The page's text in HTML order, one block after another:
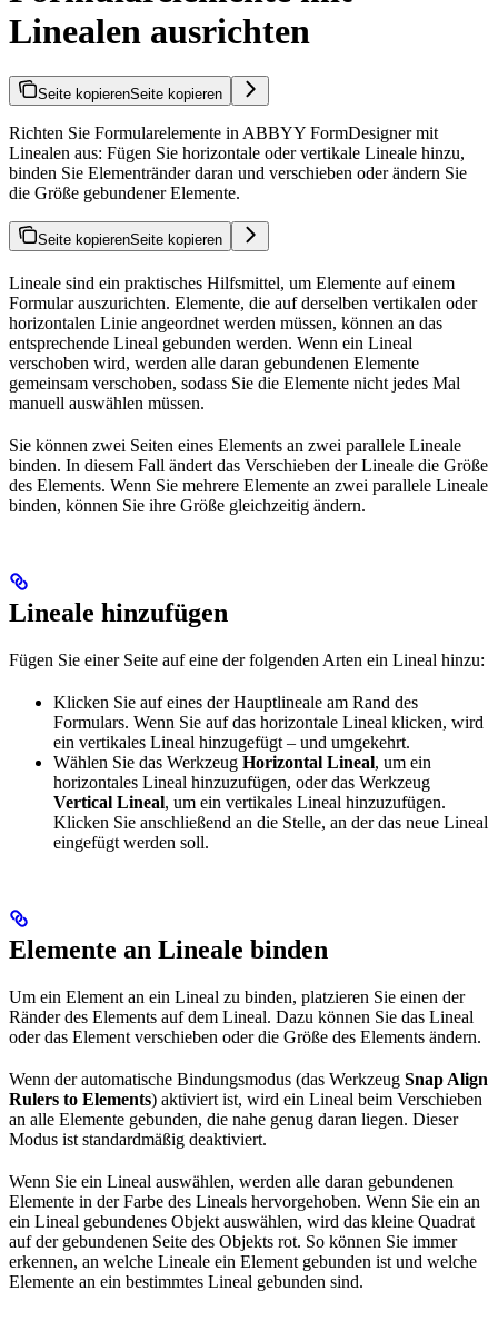
Linealen ausrichten
Seite kopierenSeite kopieren
Richten Sie Formularelemente in ABBYY FormDesigner mit
Linealen aus: Fügen Sie horizontale oder vertikale Lineale hinzu,
binden Sie Elementränder daran und verschieben oder ändern Sie
die Größe gebundener Elemente.
Seite kopierenSeite kopieren
Lineale sind ein praktisches Hilfsmittel, um Elemente auf einem
Formular auszurichten. Elemente, die auf derselben vertikalen oder
horizontalen Linie angeordnet werden müssen, können an das
entsprechende Lineal gebunden werden. Wenn ein Lineal
verschoben wird, werden alle daran gebundenen Elemente
gemeinsam verschoben, sodass Sie die Elemente nicht jedes Mal
manuell auswählen müssen.
Sie können zwei Seiten eines Elements an zwei parallele Lineale
binden. In diesem Fall ändert das Verschieben der Lineale die Größe
des Elements. Wenn Sie mehrere Elemente an zwei parallele Lineale
binden, können Sie ihre Größe gleichzeitig ändern.
Lineale hinzufügen
Fügen Sie einer Seite auf eine der folgenden Arten ein Lineal hinzu:
Klicken Sie auf eines der Hauptlineale am Rand des
Formulars. Wenn Sie auf das horizontale Lineal klicken, wird
ein vertikales Lineal hinzugefügt – und umgekehrt.
Wählen Sie das Werkzeug Horizontal Lineal, um ein
horizontales Lineal hinzuzufügen, oder das Werkzeug
Vertical Lineal, um ein vertikales Lineal hinzuzufügen.
Klicken Sie anschließend an die Stelle, an der das neue Lineal
eingefügt werden soll.
Elemente an Lineale binden
Um ein Element an ein Lineal zu binden, platzieren Sie einen der
Ränder des Elements auf dem Lineal. Dazu können Sie das Lineal
oder das Element verschieben oder die Größe des Elements ändern.
Wenn der automatische Bindungsmodus (das Werkzeug Snap Align
Rulers to Elements) aktiviert ist, wird ein Lineal beim Verschieben
an alle Elemente gebunden, die nahe genug daran liegen. Dieser
Modus ist standardmäßig deaktiviert.
Wenn Sie ein Lineal auswählen, werden alle daran gebundenen
Elemente in der Farbe des Lineals hervorgehoben. Wenn Sie ein an
ein Lineal gebundenes Objekt auswählen, wird das kleine Quadrat
auf der gebundenen Seite des Objekts rot. So können Sie immer
erkennen, an welche Lineale ein Element gebunden ist und welche
Elemente an ein bestimmtes Lineal gebunden sind.